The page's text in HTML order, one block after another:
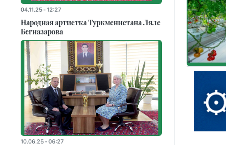
04.11.25 - 12:27
Народная артистка Туркменистана Ляле
Бегназарова
10.06.25 - 06:27